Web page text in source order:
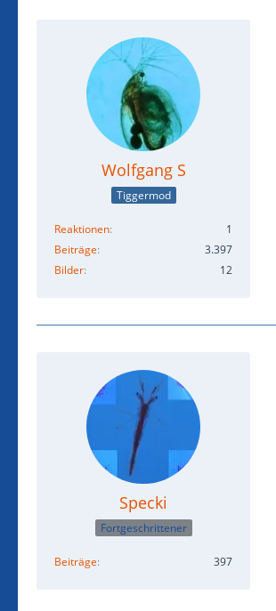
Wolfgang S
Tiggermod
Reaktionen
1
Beiträge
3.397
Bilder
12
Specki
Fortgeschrittener
Beiträge 397